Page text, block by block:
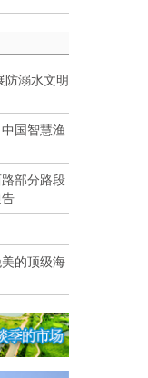
防溺水文明
国智慧渔
部分路段
的顶级海